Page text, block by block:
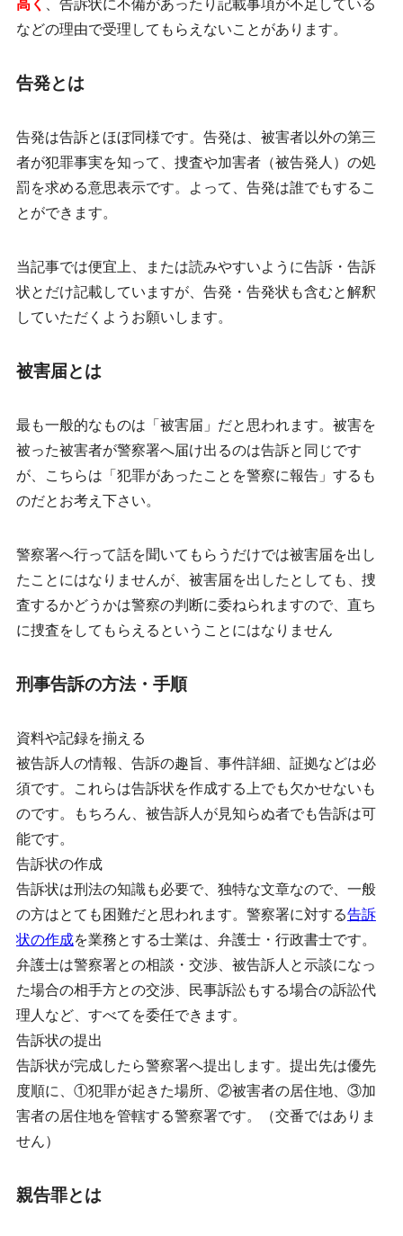
高く 、告訴状に不備があったり記載事項が不足している
などの理由で受理してもらえないことがあります。
告発とは
告発は告訴とほぼ同様です。告発は、 被害者以外の第三
者が犯罪事実を知って、捜査や加害者（被告発人）の処
罰を求める意思表示です。よって、告発は誰でもするこ
とができます。
当記事では便宜上、または読みやすいように告訴・告訴
状とだけ記載していますが、告発・告発状も含むと解釈
していただくようお願いします。
被害届とは
最も一般的なものは「被害届」だと思われます。被害を
被った被害者が警察署へ届け出るのは告訴と同じです
が、こちらは「犯罪があったことを警察に報告」するも
のだとお考え下さい。
警察署へ行って話を聞いてもらうだけでは被害届を出し
たことにはなりませんが、被害届を出したとしても、捜
査するかどうかは警察の判断に委ねられますので、直ち
に捜査をしてもらえるということにはなりません
刑事告訴の方法・手順
資料や記録を揃える
被告訴人の情報、告訴の趣旨、 事件詳細、証拠などは必
須です。これらは告訴状を作成する上でも欠かせないも
のです。もちろん、被告訴人が見知らぬ者でも告訴は可
能です。
告訴状の作成
告訴状は刑法の知識も必要で、独特な文章なので、一般
の方はとても困難だと思われます。警察署に対する告訴
状の作成を業務とする士業は、弁護士・行政書士です。
弁護士は警察署との相談・交渉、被告訴人と示談になっ
た場合の相手方との交渉、民事訴訟もする場合の訴訟代
理人など、すべてを委任できます。
告訴状の提出
告訴状が完成したら警察署へ提出します。提出先は優先
度順に、①犯罪が起きた場所、②被害者の居住地、③加
害者の居住地を管轄する警察署です。（交番ではありま
せん）
親告罪とは